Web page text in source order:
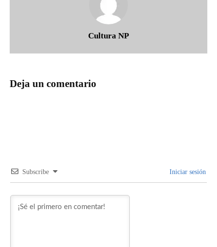
Cultura NP
Deja un comentario
Subscribe Iniciar sesión